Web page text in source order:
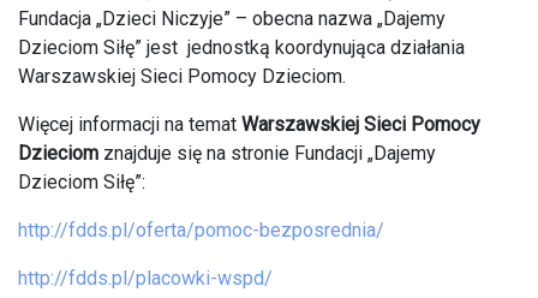
Fundacja „Dzieci Niczyje” – obecna nazwa „Dajemy
Dzieciom Siłę” jest jednostką koordynująca działania
Warszawskiej Sieci Pomocy Dzieciom.
Więcej informacji na temat Warszawskiej Sieci Pomocy
Dzieciom znajduje się na stronie Fundacji „Dajemy
Dzieciom Siłę”:
http://fdds.pl/oferta/pomoc-bezposrednia/
http://fdds.pl/placowki-wspd/